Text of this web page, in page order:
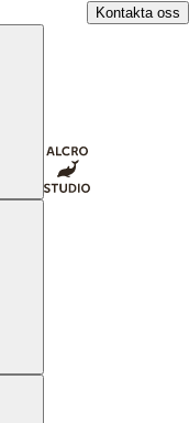
Kontakta oss